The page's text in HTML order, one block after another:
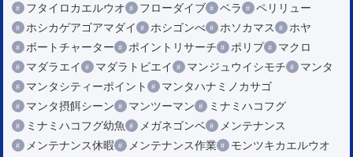
フタイロカエルウオ
フローダイブ ベラ
ペリリュー
ホシカゲアゴアマダイ
ホシゴンべ ホソカマス
ホヤ
ボートチャーター
ポイントリサーチ ポリプ
マクロ
マダラエイ
マダラトビエイ マンジュウイシモチ
マンタ
マンタシティーポイント
マンタハナミノカサゴ
マンタ摂餌シーン
マンツーマン
ミナミハコフグ
ミナミハコフグ幼魚
メガネゴンベ
メンテナンス
メンテナンス休暇
メンテナンス作業
モンツキカエルウオ